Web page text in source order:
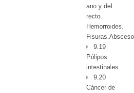
ano y del
recto.
Hemorroides.
9.19
Pólipos
intestinales
9.20
Cáncer de